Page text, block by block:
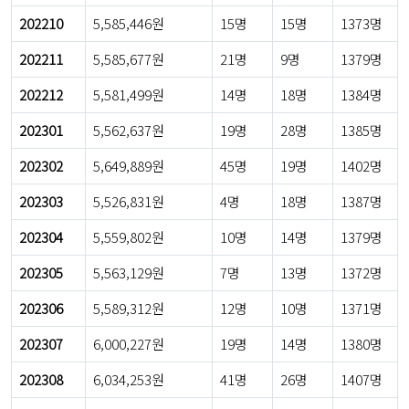
202210
5,585,446원 15명 15명
1373명
202211
5,585,677원 21명 9명
1379명
202212
5,581,499원 14명 18명
1384명
202301
5,562,637원 19명 28명
1385명
202302
5,649,889원 45명 19명
1402명
202303
5,526,831원 4명 18명
1387명
202304
5,559,802원 10명 14명
1379명
202305
5,563,129원 7명 13명
1372명
202306
5,589,312원 12명 10명
1371명
202307
6,000,227원 19명 14명
1380명
202308
6,034,253원 41명 26명
1407명